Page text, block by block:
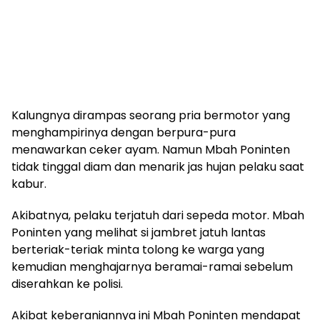
Kalungnya dirampas seorang pria bermotor yang
menghampirinya dengan berpura-pura
menawarkan ceker ayam. Namun Mbah Poninten
tidak tinggal diam dan menarik jas hujan pelaku saat
kabur.
Akibatnya, pelaku terjatuh dari sepeda motor. Mbah
Poninten yang melihat si jambret jatuh lantas
berteriak-teriak minta tolong ke warga yang
kemudian menghajarnya beramai-ramai sebelum
diserahkan ke polisi.
Akibat keberaniannya ini Mbah Poninten mendapat